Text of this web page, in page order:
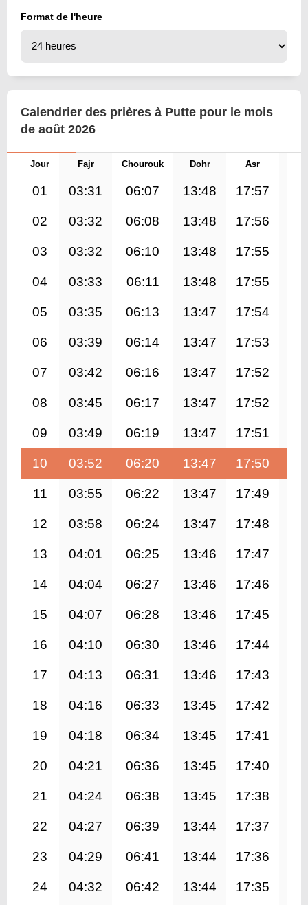
Format de l'heure
Calendrier des prières à Putte pour le mois
de août 2026
Jour Fajr Chourouk Dohr Asr
01 03:31 06:07 13:48 17:57
02 03:32 06:08 13:48 17:56
03 03:32 06:10 13:48 17:55
04 03:33 06:11 13:48 17:55
05 03:35 06:13 13:47 17:54
06 03:39 06:14 13:47 17:53
07 03:42 06:16 13:47 17:52
08 03:45 06:17 13:47 17:52
09 03:49 06:19 13:47 17:51
10 03:52 06:20 13:47 17:50
11 03:55 06:22 13:47 17:49
12 03:58 06:24 13:47 17:48
13 04:01 06:25 13:46 17:47
14 04:04 06:27 13:46 17:46
15 04:07 06:28 13:46 17:45
16 04:10 06:30 13:46 17:44
17 04:13 06:31 13:46 17:43
18 04:16 06:33 13:45 17:42
19 04:18 06:34 13:45 17:41
20 04:21 06:36 13:45 17:40
21 04:24 06:38 13:45 17:38
22 04:27 06:39 13:44 17:37
23 04:29 06:41 13:44 17:36
24 04:32 06:42 13:44 17:35